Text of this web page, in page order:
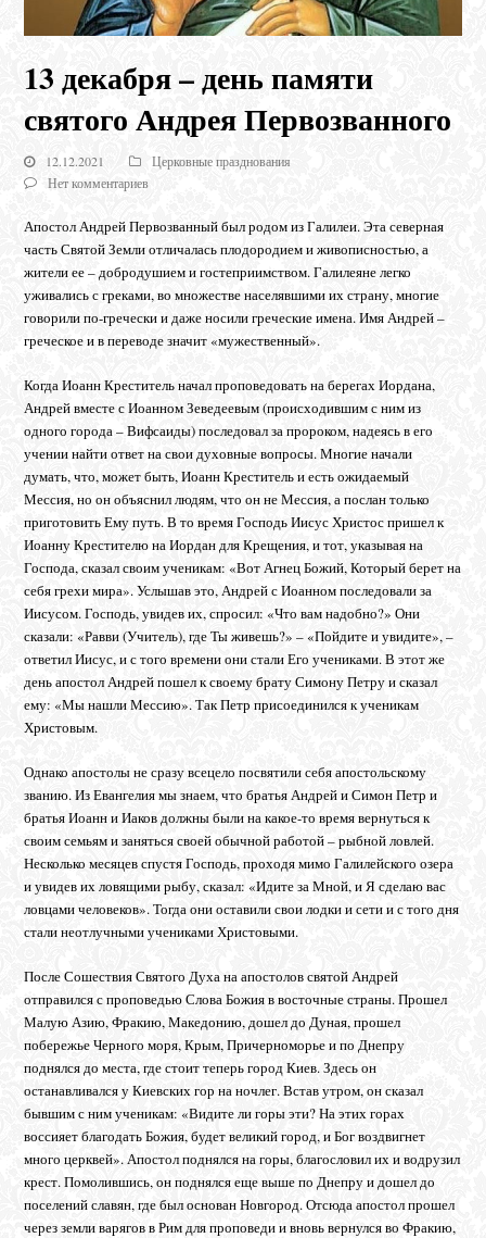
13 декабря – день памяти
святого Андрея Первозванного
12.12.2021
Церковные празднования
Нет комментариев
Апостол Андрей Первозванный был родом из Галилеи. Эта северная
часть Святой Земли отличалась плодородием и живописностью, а
жители ее – добродушием и гостеприимством. Галилеяне легко
уживались с греками, во множестве населявшими их страну, многие
говорили по-гречески и даже носили греческие имена. Имя Андрей –
греческое и в переводе значит «мужественный».
Когда Иоанн Креститель начал проповедовать на берегах Иордана,
Андрей вместе с Иоанном Зеведеевым (происходившим с ним из
одного города – Вифсаиды) последовал за пророком, надеясь в его
учении найти ответ на свои духовные вопросы. Многие начали
думать, что, может быть, Иоанн Креститель и есть ожидаемый
Мессия, но он объяснил людям, что он не Мессия, а послан только
приготовить Ему путь. В то время Господь Иисус Христос пришел к
Иоанну Крестителю на Иордан для Крещения, и тот, указывая на
Господа, сказал своим ученикам: «Вот Агнец Божий, Который берет на
себя грехи мира». Услышав это, Андрей с Иоанном последовали за
Иисусом. Господь, увидев их, спросил: «Что вам надобно?» Они
сказали: «Равви (Учитель), где Ты живешь?» – «Пойдите и увидите», –
ответил Иисус, и с того времени они стали Его учениками. В этот же
день апостол Андрей пошел к своему брату Симону Петру и сказал
ему: «Мы нашли Мессию». Так Петр присоединился к ученикам
Христовым.
Однако апостолы не сразу всецело посвятили себя апостольскому
званию. Из Евангелия мы знаем, что братья Андрей и Симон Петр и
братья Иоанн и Иаков должны были на какое-то время вернуться к
своим семьям и заняться своей обычной работой – рыбной ловлей.
Несколько месяцев спустя Господь, проходя мимо Галилейского озера
и увидев их ловящими рыбу, сказал: «Идите за Мной, и Я сделаю вас
ловцами человеков». Тогда они оставили свои лодки и сети и с того дня
стали неотлучными учениками Христовыми.
После Сошествия Святого Духа на апостолов святой Андрей
отправился с проповедью Слова Божия в восточные страны. Прошел
Малую Азию, Фракию, Македонию, дошел до Дуная, прошел
побережье Черного моря, Крым, Причерноморье и по Днепру
поднялся до места, где стоит теперь город Киев. Здесь он
останавливался у Киевских гор на ночлег. Встав утром, он сказал
бывшим с ним ученикам: «Видите ли горы эти? На этих горах
воссияет благодать Божия, будет великий город, и Бог воздвигнет
много церквей». Апостол поднялся на горы, благословил их и водрузил
крест. Помолившись, он поднялся еще выше по Днепру и дошел до
поселений славян, где был основан Новгород. Отсюда апостол прошел
через земли варягов в Рим для проповеди и вновь вернулся во Фракию,